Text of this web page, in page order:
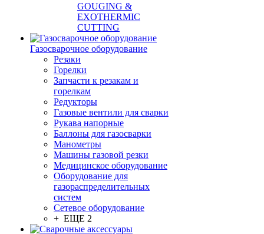
GOUGING &
EXOTHERMIC
CUTTING
Газосварочное оборудование
Резаки
Горелки
Запчасти к резакам и
горелкам
Редукторы
Газовые вентили для сварки
Рукава напорные
Баллоны для газосварки
Манометры
Машины газовой резки
Медицинское оборудование
Оборудование для
газораспределительных
систем
Сетевое оборудование
+ ЕЩЕ 2